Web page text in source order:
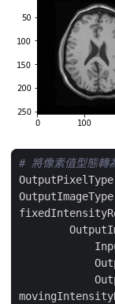
# 將像素值型態
OutputPixelType
OutputImageType